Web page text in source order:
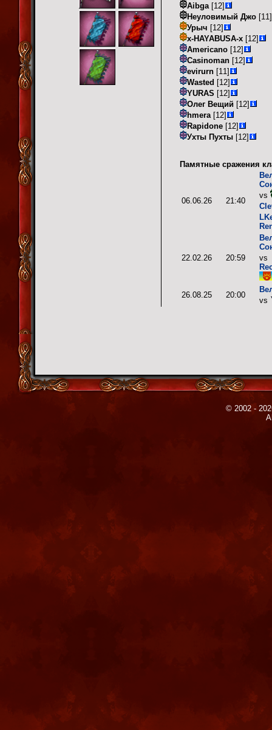
Aibga [12]
Неуловимый Джо [11]
Урыч [12]
x-HAYABUSA-x [12]
Americano [12]
Casinoman [12]
evirurn [11]
Wasted [12]
YURAS [12]
Олег Вещий [12]
hmera [12]
Rapidone [12]
Ухты Пухты [12]
Памятные сражения
06.06.26 21:40
vs
22.02.26 20:59
vs
26.08.25 20:00
vs
© 2002 -